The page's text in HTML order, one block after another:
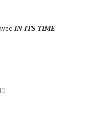
IN ITS TIME